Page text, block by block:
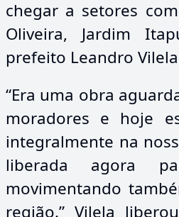
chegar a setores
Oliveira, Jardim
prefeito Leandro
“Era uma obra
moradores e hoje
integralmente na
liberada agora
movimentando
região.” Vilela